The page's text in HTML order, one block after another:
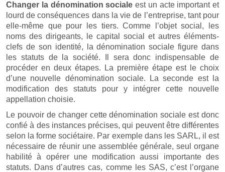
Changer la dénomination sociale est un acte important et
lourd de conséquences dans la vie de l’entreprise, tant pour
elle-même que pour les tiers. Comme l’objet social, les
noms des dirigeants, le capital social et autres éléments-
clefs de son identité, la dénomination sociale figure dans
les statuts de la société. Il sera donc indispensable de
procéder en deux étapes. La première étape est le choix
d’une nouvelle dénomination sociale. La seconde est la
modification des statuts pour y intégrer cette nouvelle
appellation choisie.
Le pouvoir de changer cette dénomination sociale est donc
confié à des instances précises, qui peuvent être différentes
selon la forme sociétaire. Par exemple dans les SARL, il est
nécessaire de réunir une assemblée générale, seul organe
habilité à opérer une modification aussi importante des
statuts. Dans d’autres cas, comme les SAS, c’est l’organe